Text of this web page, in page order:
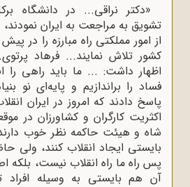
«دکتر نراقی... در دانشگاه
تشویق به مراجعت به ایران
از امور مملکتی راه مبارزه را در
کشور تلاش نمایند... فرهاد
اظهار داشت: ... ما باید راهی را
فساد را براندازیم و پایه‌ای نو
پاسخ دادند که امروز در ایران
اکثریت کارگران و کشاورزان در
شاه و هیئت حاکمه نظر خوب
بایستی ایجاد انقلاب کنند، ولی
پس راه ما راه انقلاب نیست،
آن هم بایستی به وسیله